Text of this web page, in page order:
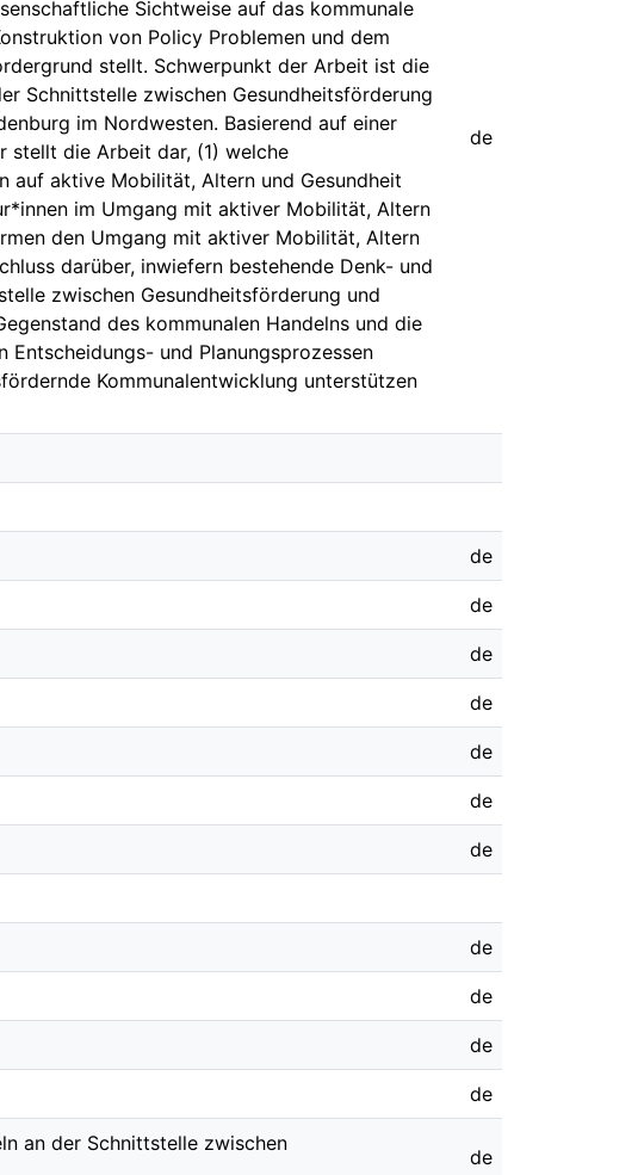
Sichtweise auf das kommunale
von Policy Problemen und dem
stellt. Schwerpunkt der Arbeit ist die
Schnittstelle zwischen Gesundheitsförderung
im Nordwesten. Basierend auf einer
stellt die Arbeit dar, (1) welche
auf aktive Mobilität, Altern und Gesundheit
im Umgang mit aktiver Mobilität, Altern
den Umgang mit aktiver Mobilität, Altern
darüber, inwiefern bestehende Denk- und
zwischen Gesundheitsförderung und
des kommunalen Handelns und die
Entscheidungs- und Planungsprozessen
Kommunalentwicklung unterstützen
de
de
de
de
de
de
de
de
de
de
de
de
an der Schnittstelle zwischen
de